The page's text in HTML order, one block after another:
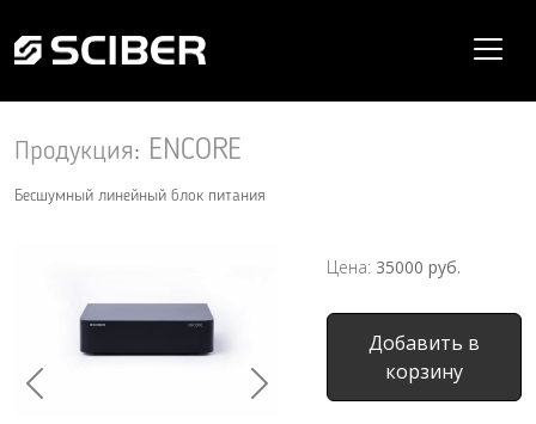
Продукция: ENCORE
Бесшумный линейный блок питания
Previous Next
Цена: 35000 руб.
Добавить в
корзину